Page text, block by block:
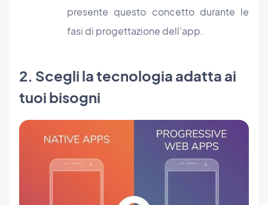
presente questo concetto durante le
fasi di progettazione dell'app.
2. Scegli la tecnologia adatta ai
tuoi bisogni